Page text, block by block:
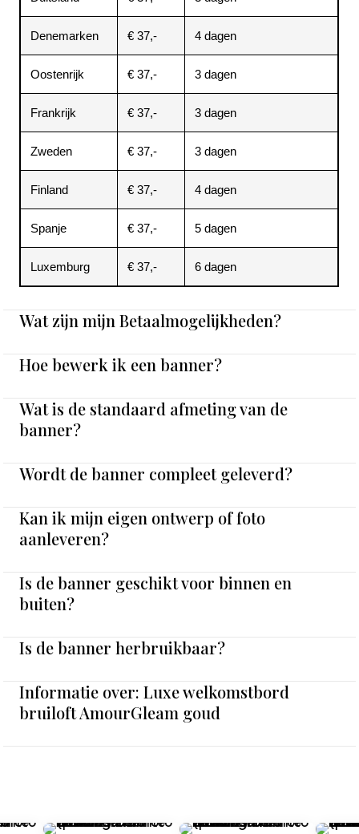
Denemarken € 37,- 4 dagen
Oostenrijk € 37,- 3 dagen
Frankrijk € 37,- 3 dagen
Zweden € 37,- 3 dagen
Finland € 37,- 4 dagen
Spanje € 37,- 5 dagen
Luxemburg € 37,- 6 dagen
Wat zijn mijn Betaalmogelijkheden?
Hoe bewerk ik een banner?
Wat is de standaard afmeting van de
banner?
Wordt de banner compleet geleverd?
Kan ik mijn eigen ontwerp of foto
aanleveren?
Is de banner geschikt voor binnen en
buiten?
Is de banner herbruikbaar?
Informatie over: Luxe welkomstbord
bruiloft AmourGleam goud